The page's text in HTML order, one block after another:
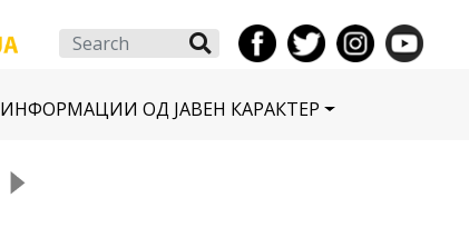
Search
ИНФОРМАЦИИ ОД ЈАВЕН КАРАКТЕР